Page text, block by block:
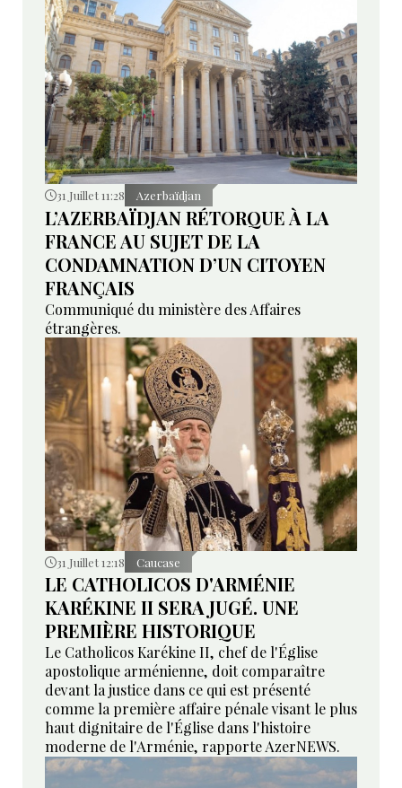
31 Juillet 11:28 Azerbaïdjan
L’AZERBAÏDJAN RÉTORQUE À LA
FRANCE AU SUJET DE LA
CONDAMNATION D’UN CITOYEN
FRANÇAIS
Communiqué du ministère des Affaires
étrangères.
31 Juillet 12:18 Caucase
LE CATHOLICOS D'ARMÉNIE
KARÉKINE II SERA JUGÉ. UNE
PREMIÈRE HISTORIQUE
Le Catholicos Karékine II, chef de l'Église
apostolique arménienne, doit comparaître
devant la justice dans ce qui est présenté
comme la première affaire pénale visant le plus
haut dignitaire de l'Église dans l'histoire
moderne de l'Arménie, rapporte AzerNEWS.